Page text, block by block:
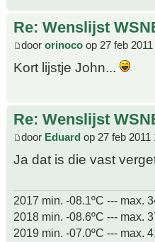
Re: Wenslijst
door orinoco op 27 feb
Kort lijstje John...
Re: Wenslijst
door Eduard op 27 feb 2011
Ja dat is die vast
2017 min. -08.1ºC --- max.
2018 min. -08.6ºC --- max.
2019 min. -07.0ºC --- max.